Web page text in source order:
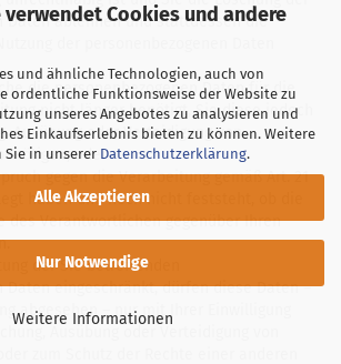
verwendet Cookies und andere
und ähnliche Technologien, auch von
ordentliche Funktionsweise der Website zu
unseres Angebotes zu analysieren und
Einkaufserlebnis bieten zu können. Weitere
in unserer Datenschutzerklärung.
Alle Akzeptieren
Nur Notwendige
Weitere Informationen
Daten ablehnen und stattdessen die
der personenbezogenen Daten
die personenbezogenen Daten für die
nicht länger benötigt, Sie diese jedoch
Ausübung oder Verteidigung von
oder
gegen die Verarbeitung gemäß Art. 21
haben und noch nicht feststeht, ob die
des Verantwortlichen gegenüber Ihren
der Sie betreffenden
Daten eingeschränkt, dürfen diese Daten –
abgesehen – nur mit Ihrer Einwilligung